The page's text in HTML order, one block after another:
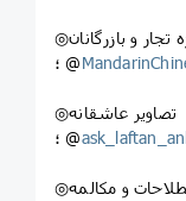
تجار و بازرگانان
؛ @
◎تصاویر عاشقانه
؛ @
و مکالمه